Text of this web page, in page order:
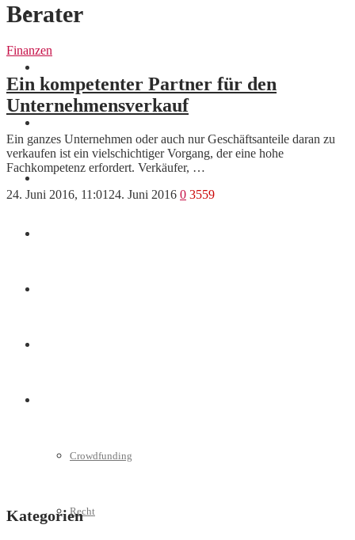
Allgemein
Crowdfunding
Recht
Berater
Finanzen
Ein kompetenter Partner für den
Unternehmensverkauf
Ein ganzes Unternehmen oder auch nur Geschäftsanteile daran zu
verkaufen ist ein vielschichtiger Vorgang, der eine hohe
Fachkompetenz erfordert. Verkäufer, …
24. Juni 2016, 11:01 24. Juni 2016 0 3559
Kategorien